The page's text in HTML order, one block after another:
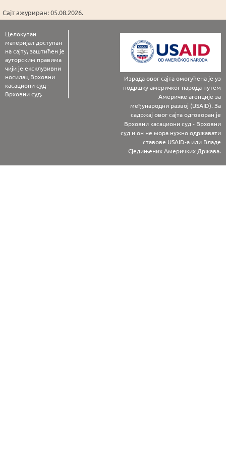
Сајт ажуриран: 05.08.2026.
Целокупан
материјал доступан
на сајту, заштићен је
ауторским правима
чији је ексклузивни
носилац Врховни
касациони суд -
Врховни суд.
Израда овог сајта омогућена је уз
подршку америчког народа путем
Америчке агенције за
међународни развој (USAID). За
садржај овог сајта одговоран је
Врховни касациони суд - Врховни
суд и он не мора нужно одржавати
ставове USAID-а или Владе
Сједињених Америчких Држава.